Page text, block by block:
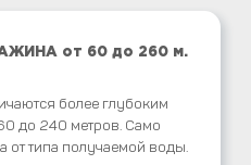
от 60 до 260 м.
более глубоким
до 240 метров. Само
от типа получаемой воды.